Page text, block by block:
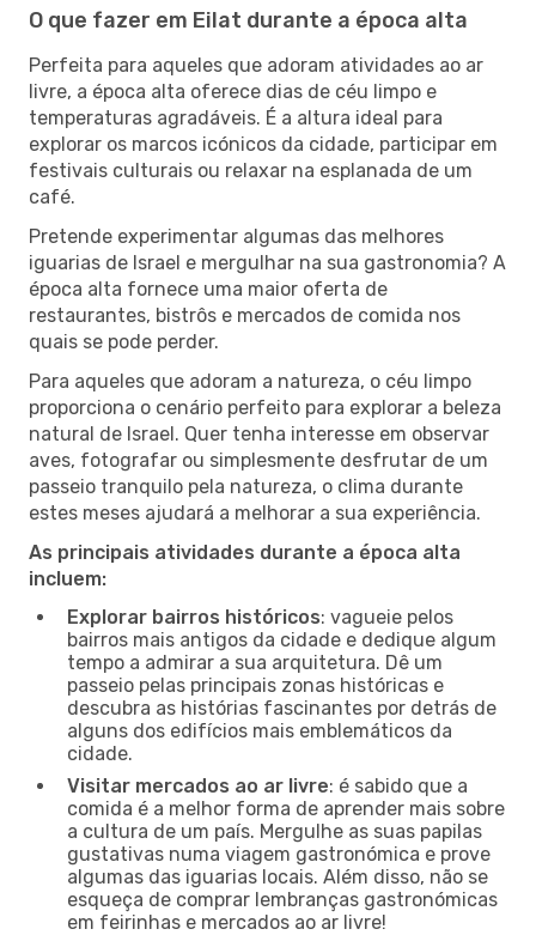
O que fazer em Eilat durante a época alta
Perfeita para aqueles que adoram atividades ao ar
livre, a época alta oferece dias de céu limpo e
temperaturas agradáveis. É a altura ideal para
explorar os marcos icónicos da cidade, participar em
festivais culturais ou relaxar na esplanada de um
café.
Pretende experimentar algumas das melhores
iguarias de Israel e mergulhar na sua gastronomia? A
época alta fornece uma maior oferta de
restaurantes, bistrôs e mercados de comida nos
quais se pode perder.
Para aqueles que adoram a natureza, o céu limpo
proporciona o cenário perfeito para explorar a beleza
natural de Israel. Quer tenha interesse em observar
aves, fotografar ou simplesmente desfrutar de um
passeio tranquilo pela natureza, o clima durante
estes meses ajudará a melhorar a sua experiência.
As principais atividades durante a época alta
incluem:
Explorar bairros históricos: vagueie pelos
bairros mais antigos da cidade e dedique algum
tempo a admirar a sua arquitetura. Dê um
passeio pelas principais zonas históricas e
descubra as histórias fascinantes por detrás de
alguns dos edifícios mais emblemáticos da
cidade.
Visitar mercados ao ar livre: é sabido que a
comida é a melhor forma de aprender mais sobre
a cultura de um país. Mergulhe as suas papilas
gustativas numa viagem gastronómica e prove
algumas das iguarias locais. Além disso, não se
esqueça de comprar lembranças gastronómicas
em feirinhas e mercados ao ar livre!